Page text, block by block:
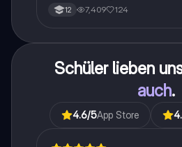
12 7,409 124
Schüler lieben
auch.
4.6/5App Store